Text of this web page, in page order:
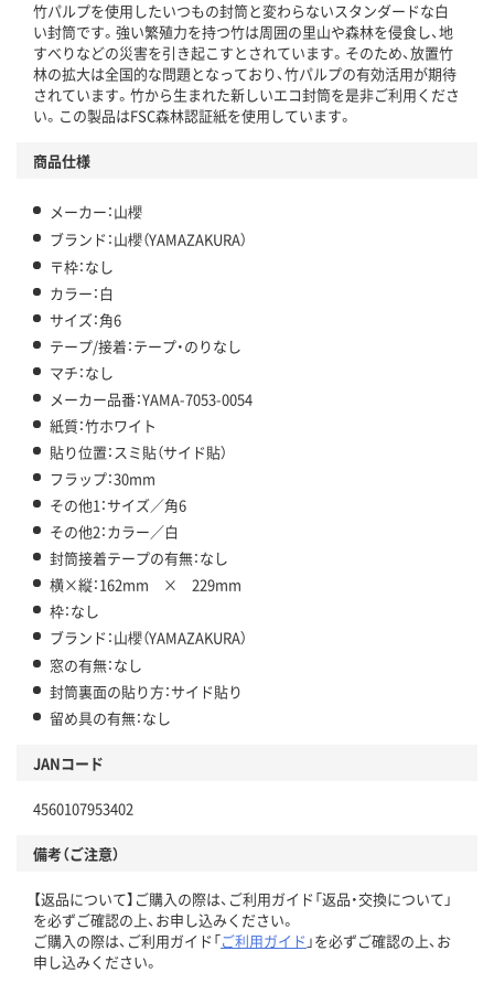
竹パルプを使用したいつもの封筒と変わらないスタンダードな白
い封筒です。強い繁殖力を持つ竹は周囲の里山や森林を侵食し、地
すべりなどの災害を引き起こすとされています。そのため、放置竹
林の拡大は全国的な問題となっており、竹パルプの有効活用が期待
されています。竹から生まれた新しいエコ封筒を是非ご利用くださ
い。この製品はFSC森林認証紙を使用しています。
商品仕様
メーカー：山櫻
ブランド：山櫻（YAMAZAKURA）
〒枠：なし
カラー：白
サイズ：角6
テープ/接着：テープ・のりなし
マチ：なし
メーカー品番：YAMA-7053-0054
紙質：竹ホワイト
貼り位置：スミ貼（サイド貼）
フラップ：30mm
その他1：サイズ／角6
その他2：カラー／白
封筒接着テープの有無：なし
横×縦：162mm × 229mm
枠：なし
ブランド：山櫻（YAMAZAKURA）
窓の有無：なし
封筒裏面の貼り方：サイド貼り
留め具の有無：なし
JANコード
4560107953402
備考（ご注意）
【返品について】ご購入の際は、ご利用ガイド「返品・交換について」
を必ずご確認の上、お申し込みください。
ご購入の際は、ご利用ガイド「ご利用ガイド 」を必ずご確認の上、お
申し込みください。